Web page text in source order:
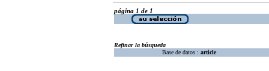
página 1 de 1
Refinar la búsqueda
Base de datos : article